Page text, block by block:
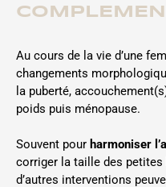
Au cours de la vie d’une
changements
la puberté,
poids puis ménopause.
Souvent pour harmoniser
corriger la taille des petites
d’autres interventions